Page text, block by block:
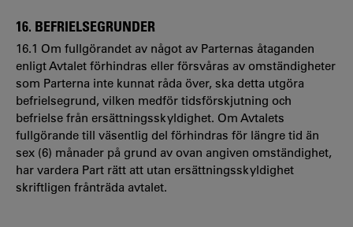
16. BEFRIELSEGRUNDER
16.1 Om fullgörandet av något av Parternas åtaganden
enligt Avtalet förhindras eller försvåras av omständigheter
som Parterna inte kunnat råda över, ska detta utgöra
befrielsegrund, vilken medför tidsförskjutning och
befrielse från ersättningsskyldighet. Om Avtalets
fullgörande till väsentlig del förhindras för längre tid än
sex (6) månader på grund av ovan angiven omständighet,
har vardera Part rätt att utan ersättningsskyldighet
skriftligen frånträda avtalet.